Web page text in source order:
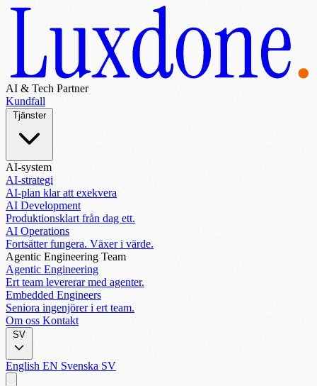
AI & Tech Partner
Kundfall
Tjänster
AI-system
AI-strategi
AI-plan klar att exekvera
AI Development
Produktionsklart från dag ett.
AI Operations
Fortsätter fungera. Växer i värde.
Agentic Engineering Team
Agentic Engineering
Ert team levererar med agenter.
Embedded Engineers
Seniora ingenjörer i ert team.
Om oss Kontakt
SV
English EN Svenska SV